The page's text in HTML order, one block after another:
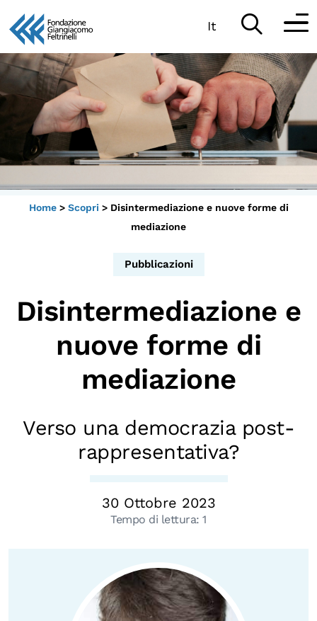
Vai
contenuto
It
Partecipa
Scopri
Collabora
Sostieni
LA FONDAZIONE
Persone
Biblioteca
Mostre digitali
Osservatori di ricerca
Progetti Internazionali
Pubblicazioni
Home> Scopri > Disintermediazione e nuove forme di
mediazione
Pubblicazioni
Disintermediazione e
nuove forme di
mediazione
Verso una democrazia post-
rappresentativa?
30 Ottobre 2023
Tempo di lettura:1